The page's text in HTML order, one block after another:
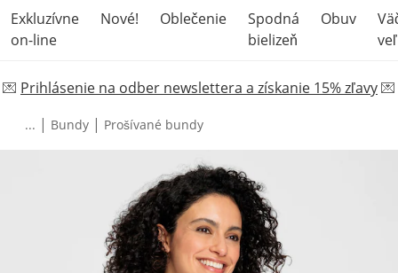
Exkluzívne
on-line
Nové! Oblečenie
Spodná
bielizeň
Obuv
💌 Prihlásenie na odber newslettera a získanie 15% zľavy💌
... | Bundy | Prošívané bundy